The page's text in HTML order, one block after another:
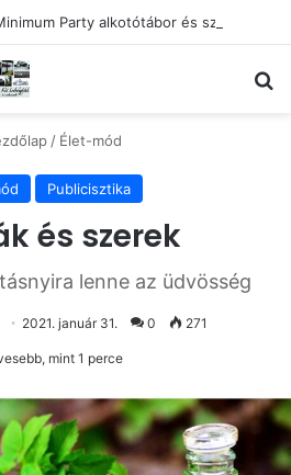
/ Élet-mód
Publicisztika
és szerek
lenne az üdvösség
2021. január 31. 0 271
mint 1 perce